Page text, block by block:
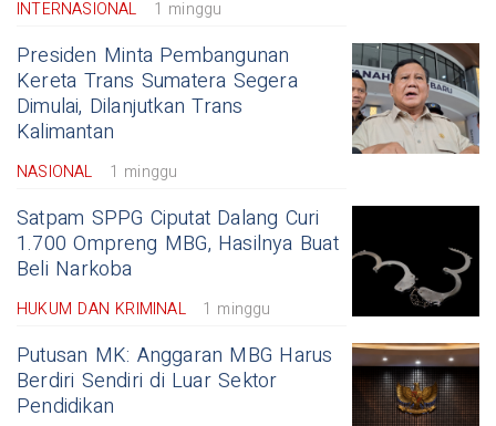
INTERNASIONAL 1 minggu
Presiden Minta Pembangunan
Kereta Trans Sumatera Segera
Dimulai, Dilanjutkan Trans
Kalimantan
NASIONAL 1 minggu
Satpam SPPG Ciputat Dalang Curi
1.700 Ompreng MBG, Hasilnya Buat
Beli Narkoba
HUKUM DAN KRIMINAL 1 minggu
Putusan MK: Anggaran MBG Harus
Berdiri Sendiri di Luar Sektor
Pendidikan